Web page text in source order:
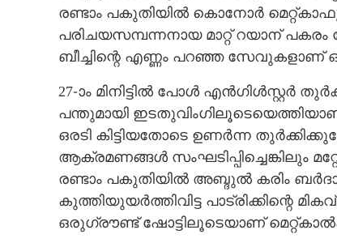
രണ്ടാം പകുതിയിൽ കൊനോർ
പരിചയസമ്പന്നനായ മാറ്റ് റയാന്
ബീച്ചിന്റെ എണ്ണം പറഞ്ഞ
27-ാം മിനിട്ടിൽ പോൾ എൻഗിൾസ്റ്റർ
പന്തുമായി
ഒരടി കിട്ടിയതോടെ ഉണർന്ന
ആക്രമണങ്ങൾ സംഘടിപ്പിച്ചെങ്കിലും
രണ്ടാം പകുതിയിൽ അബ്ദുൽ കരിം
കുത്തിയുയർത്തിവിട്ട പാട്രിക്കിന്റെ
ഒരുഗ്രൗണ്ട് ഷോട്ടിലൂടെയാണ്